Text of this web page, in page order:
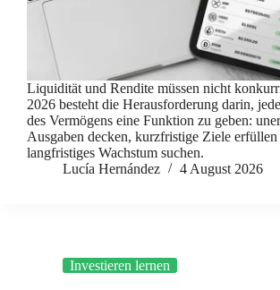
Liquidität und Rendite müssen nicht
2026 besteht die Herausforderung darin,
des Vermögens eine Funktion zu geben:
Ausgaben decken, kurzfristige Ziele erfüllen
langfristiges Wachstum suchen.
Lucía Hernández
4 August 2026
Investieren lernen